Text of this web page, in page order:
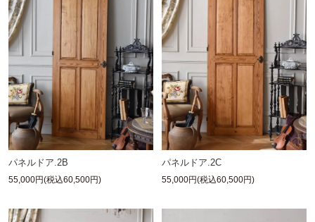
パネルドア.2B
55,000円(税込60,500円)
パネルドア.2C
55,000円(税込60,500円)